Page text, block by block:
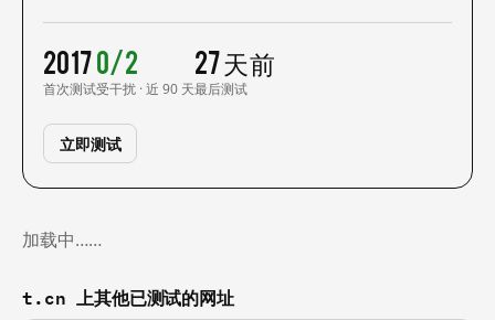
2017
首次测试
0/2
受干扰 · 近 90 天
27 天前
最后测试
立即测试
加载中……
t.cn 上其他已测试的网址